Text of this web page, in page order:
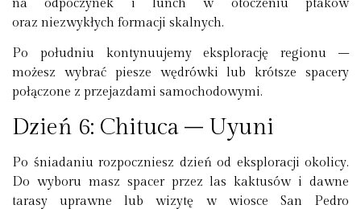
na odpoczynek i lunch w otoczeniu ptaków
oraz niezwykłych formacji skalnych.
Po południu kontynuujemy eksplorację regionu –
możesz wybrać piesze wędrówki lub krótsze spacery
połączone z przejazdami samochodowymi.
Dzień 6: Chituca – Uyuni
Po śniadaniu rozpoczniesz dzień od eksploracji okolicy.
Do wyboru masz spacer przez las kaktusów i dawne
tarasy uprawne lub wizytę w wiosce San Pedro